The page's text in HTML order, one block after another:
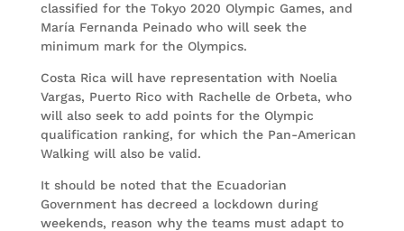
classified for the Tokyo 2020 Olympic Games, and
María Fernanda Peinado who will seek the
minimum mark for the Olympics.
Costa Rica will have representation with Noelia
Vargas, Puerto Rico with Rachelle de Orbeta, who
will also seek to add points for the Olympic
qualification ranking, for which the Pan-American
Walking will also be valid.
It should be noted that the Ecuadorian
Government has decreed a lockdown during
weekends, reason why the teams must adapt to